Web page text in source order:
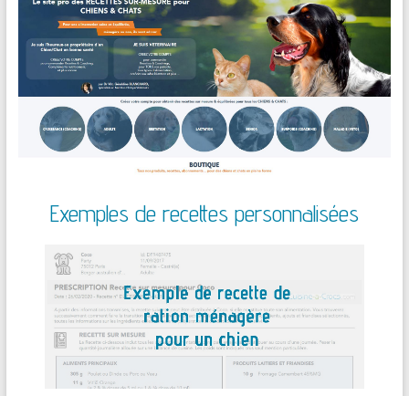
Exemples de recettes personnalisées